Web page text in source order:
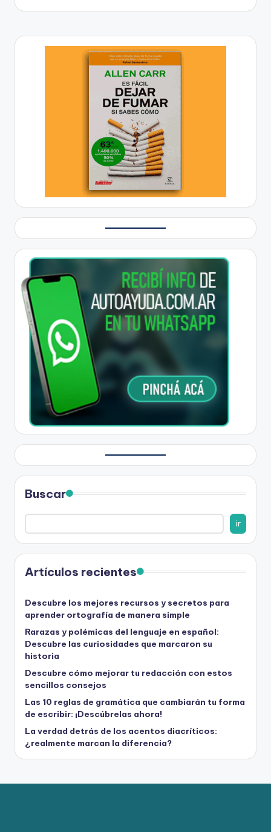
Buscar
ir
Artículos recientes
Descubre los mejores recursos y secretos para
aprender ortografía de manera simple
Rarazas y polémicas del lenguaje en español:
Descubre las curiosidades que marcaron su
historia
Descubre cómo mejorar tu redacción con estos
sencillos consejos
Las 10 reglas de gramática que cambiarán tu forma
de escribir: ¡Descúbrelas ahora!
La verdad detrás de los acentos diacríticos:
¿realmente marcan la diferencia?